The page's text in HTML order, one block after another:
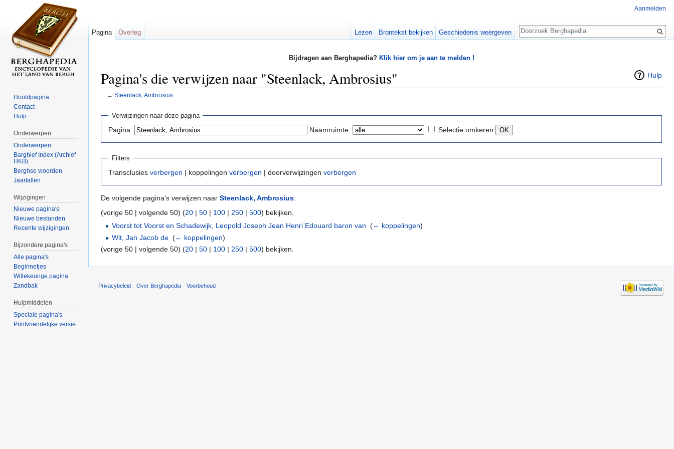
Bijdragen aan Berghapedia? Klik hier om je aan te melden !
Hulp
Pagina's die verwijzen naar "Steenlack, Ambrosius"
← Steenlack, Ambrosius
Verwijzingen naar deze pagina
Pagina: Naamruimte: Selectie omkeren
Filters
Transclusies verbergen | koppelingen verbergen | doorverwijzingen verbergen
De volgende pagina's verwijzen naar Steenlack, Ambrosius:
(vorige 50 | volgende 50) (20 | 50 | 100 | 250 | 500) bekijken.
Voorst tot Voorst en Schadewijk, Leopold Joseph Jean Henri Edouard baron van ‎(← koppelingen)
Wit, Jan Jacob de ‎(← koppelingen)
(vorige 50 | volgende 50) (20 | 50 | 100 | 250 | 500) bekijken.
Aanmelden
Pagina Overleg Lezen Brontekst bekijken Geschiedenis weergeven
Zoeken
Hoofdpagina
Contact
Hulp
Onderwerpen
Onderwerpen
Barghief Index (Archief
HKB)
Berghse woorden
Jaartallen
Wijzigingen
Nieuwe pagina's
Nieuwe bestanden
Recente wijzigingen
Bijzondere pagina's
Alle pagina's
Beginnetjes
Willekeurige pagina
Zandbak
Hulpmiddelen
Speciale pagina's
Printvriendelijke versie
Privacybeleid Over Berghapedia Voorbehoud